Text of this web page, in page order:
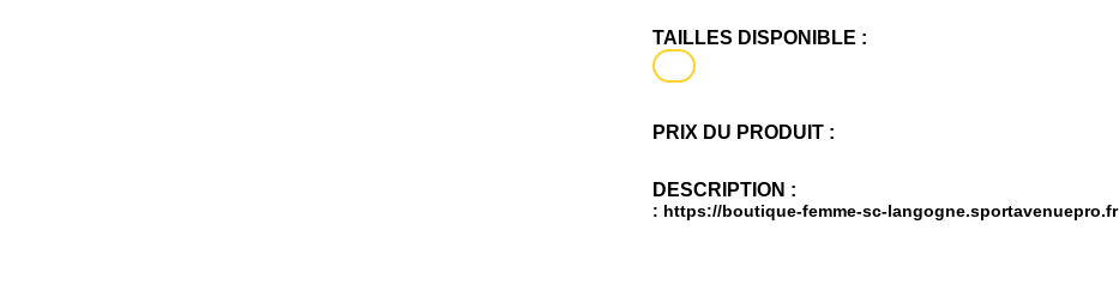
TAILLES DISPONIBLE :
PRIX DU PRODUIT :
DESCRIPTION :
: https://boutique-femme-sc-langogne.sportavenuepro.fr